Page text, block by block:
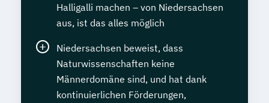
Halligalli machen – von Niedersachsen
aus, ist das alles möglich
Niedersachsen beweist, dass
Naturwissenschaften keine
Männerdomäne sind, und hat dank
kontinuierlichen Förderungen,